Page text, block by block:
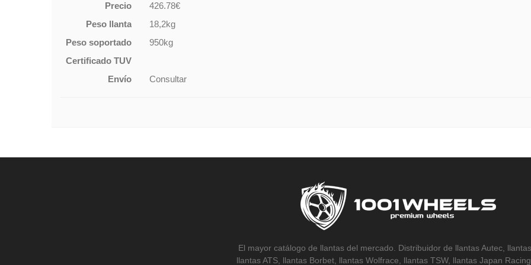
Precio
426.78€
Peso llanta
18,2kg
Peso soportado
950kg
Certificado TUV
Envío
Consultar
El mayor catálogo de llantas del mercado. Distribuidor de llantas Autec, llantas
llantas ATS, llantas Borbet, llantas Wolfrace, llantas TSW, llantas Japan